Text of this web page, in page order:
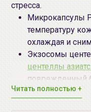
стресса.
Микрокапсулы
температуру
охлаждая и
Экзосомы
центеллы
поврежденный
покраснения.
Читать полностью +